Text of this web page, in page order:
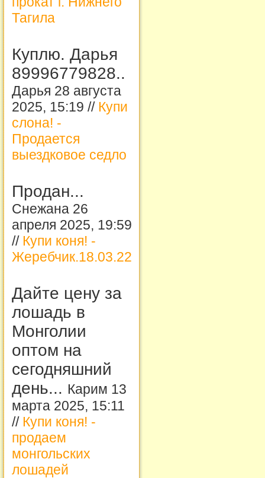
Тагила
Куплю. Дарья
89996779828..
Дарья 28 августа
2025, 15:19 // Купи
слона! -
Продается
выездковое седло
Продан...
Снежана 26
апреля 2025, 19:59
// Купи коня! -
Жеребчик.18.03.22
Дайте цену за
лошадь в
Монголии
оптом на
сегодняшний
день... Карим 13
марта 2025, 15:11
// Купи коня! -
продаем
монгольских
лошадей